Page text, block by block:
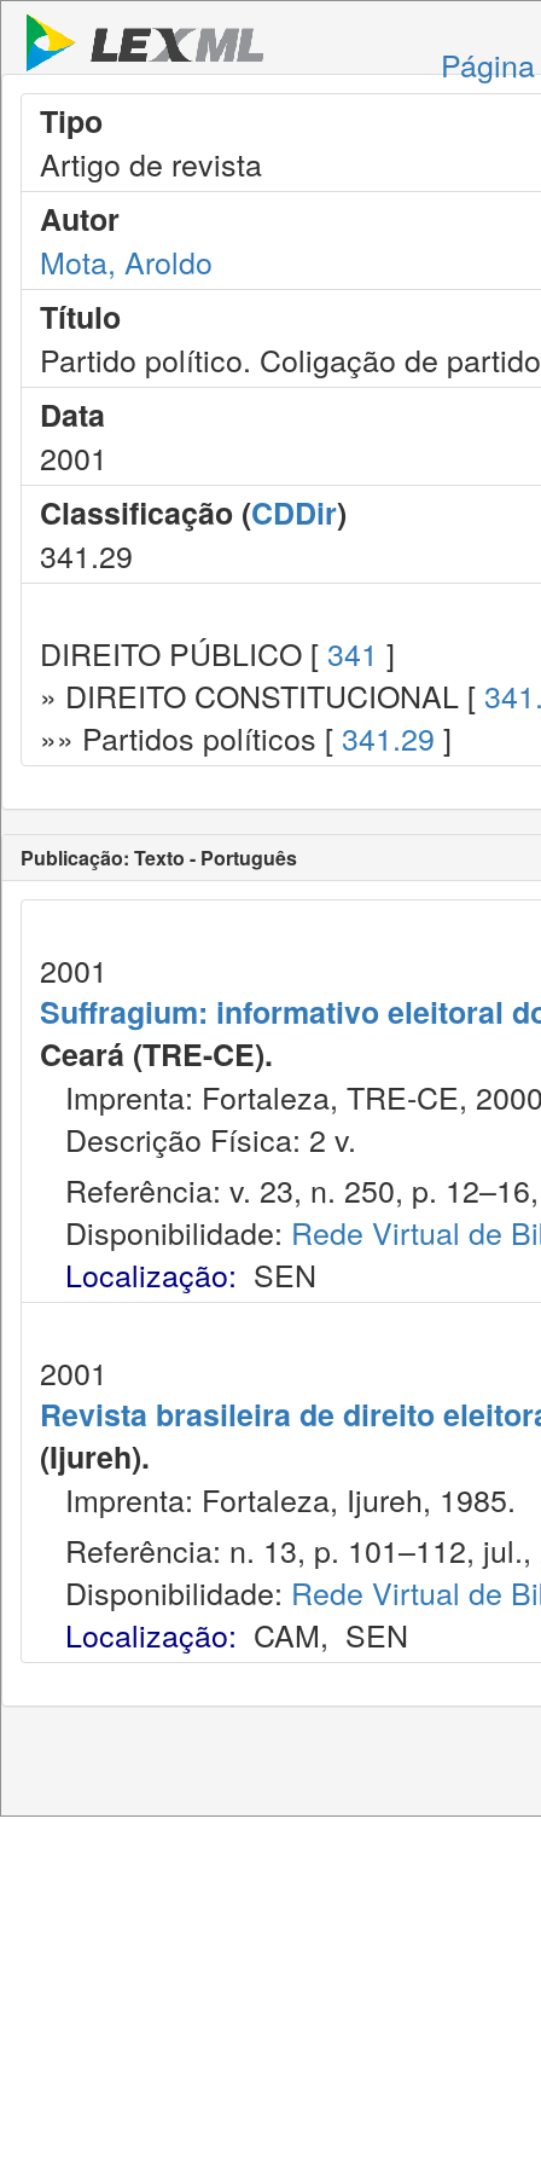
Tipo
Artigo de revista
Autor
Mota, Aroldo
Título
Partido político. Coligação de
Data
2001
Classificação (CDDir)
341.29
DIREITO PÚBLICO [ 341 ]
» DIREITO CONSTITUCIONAL [
»» Partidos políticos [ 341.29 ]
Publicação: Texto - Português
2001
Suffragium: informativo eleitoral
Ceará (TRE-CE).
Imprenta: Fortaleza, TRE-CE,
Descrição Física: 2 v.
Referência: v. 23, n. 250, p.
Disponibilidade: Rede Virtual de
Localização: SEN
2001
Revista brasileira de direito
(Ijureh).
Imprenta: Fortaleza, Ijureh, 1985.
Referência: n. 13, p. 101–112, jul.,
Disponibilidade: Rede Virtual de
Localização: CAM, SEN